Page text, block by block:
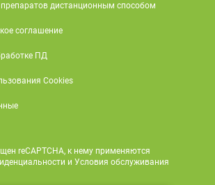
дистанционным способом
соглашение
ПД
Cookies
reCAPTCHA, к нему применяются
и Условия обслуживания